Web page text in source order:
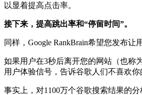
以显着提高点击率。
接下来，提高跳出率和“停留时间”。
同样，Google RankBrain希望您发布让
如果用户在3秒后离开您的网站（也称
用户体验信号，告诉谷歌人们不喜欢你
事实上，对1100万个谷歌搜索结果的